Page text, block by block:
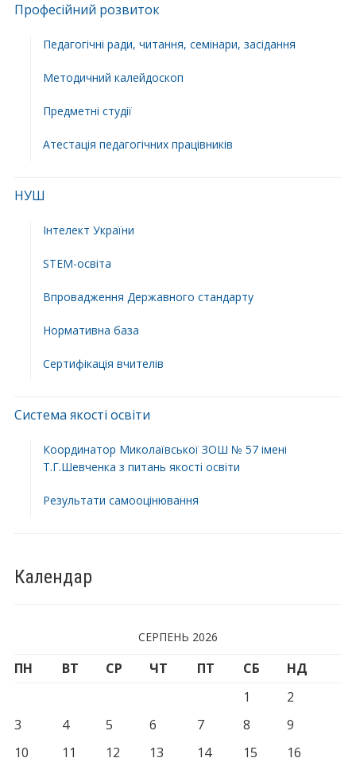
Професійний розвиток
Педагогічні ради, читання, семінари, засідання
Методичний калейдоскоп
Предметні студії
Атестація педагогічних працівників
НУШ
Інтелект України
STEM-освіта
Впровадження Державного стандарту
Нормативна база
Сертифікація вчителів
Система якості освіти
Координатор Миколаївської ЗОШ № 57 імені
Т.Г.Шевченка з питань якості освіти
Результати самооцінювання
Календар
СЕРПЕНЬ 2026
ПН ВТ СР ЧТ ПТ СБ
НД
1
2
3
4 5 6 7 8
9
10
11 12 13 14 15 16